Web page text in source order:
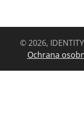
© 2026,
Ochrana